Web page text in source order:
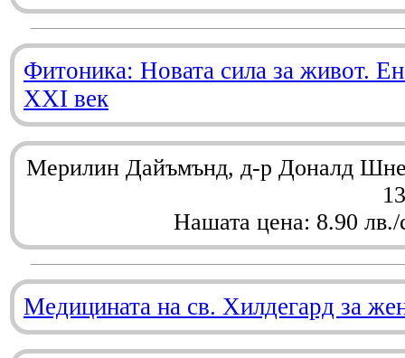
Фитоника: Новата сила за живот.
XXI век
Мерилин Дайъмънд, д-р Доналд
Нашата цена: 8.90 лв./
Медицината на св. Хилдегард за